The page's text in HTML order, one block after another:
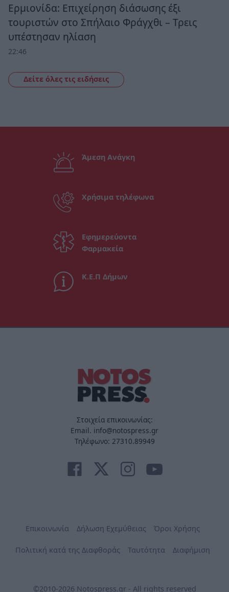
Ερμιονίδα: Επιχείρηση διάσωσης έξι
τουριστών στο Σπήλαιο Φράγχθι – Τρεις
υπέστησαν ηλίαση
22:46
Δείτε όλες τις ειδήσεις
Άμεση Ανάγκη
Χρήσιμα τηλέφωνα
Εφημερεύοντα
Φαρμακεία
Κ.Ε.Π Δήμων
Στοιχεία επικοινωνίας:
Email. info@notospress.gr
Τηλέφωνο: 27310.89949
Επικοινωνία Δήλωση Εχεμύθειας Όροι Χρήσης
Πολιτική κατά της Διαφθοράς Ταυτότητα Διαφήμιση
©2010-2026 Notospress.gr - All rights reserved